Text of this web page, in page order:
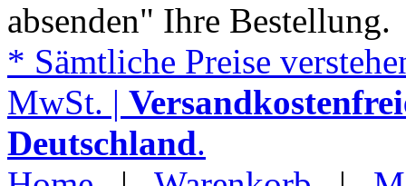
absenden" Ihre Bestellung.
* Sämtliche Preise
MwSt. |
Deutschland.